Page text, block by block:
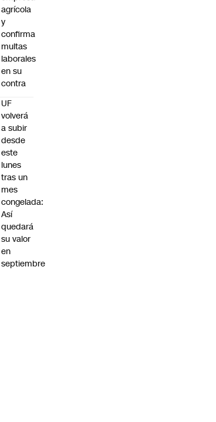
agrícola
y
confirma
multas
laborales
en su
contra
UF
volverá
a subir
desde
este
lunes
tras un
mes
congelada:
Así
quedará
su valor
en
septiembre